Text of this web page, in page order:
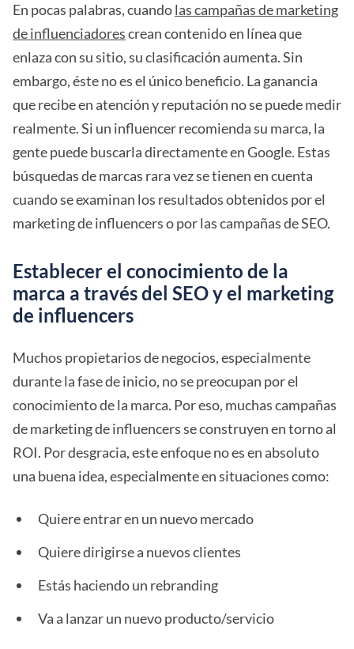
En pocas palabras, cuandolas campañas de marketing
de influenciadorescrean contenido en línea que
enlaza con su sitio, su clasificación aumenta. Sin
embargo, éste no es el único beneficio. La ganancia
que recibe en atención y reputación no se puede medir
realmente. Si un influencer recomienda su marca, la
gente puede buscarla directamente en Google. Estas
búsquedas de marcas rara vez se tienen en cuenta
cuando se examinan los resultados obtenidos por el
marketing de influencers o por las campañas de SEO.
Establecer el conocimiento de la
marca a través del SEO y el marketing
de influencers
Muchos propietarios de negocios, especialmente
durante la fase de inicio, no se preocupan por el
conocimiento de la marca. Por eso, muchas campañas
de marketing de influencers se construyen en torno al
ROI. Por desgracia, este enfoque no es en absoluto
una buena idea, especialmente en situaciones como:
Quiere entrar en un nuevo mercado
Quiere dirigirse a nuevos clientes
Estás haciendo un rebranding
Va a lanzar un nuevo producto/servicio